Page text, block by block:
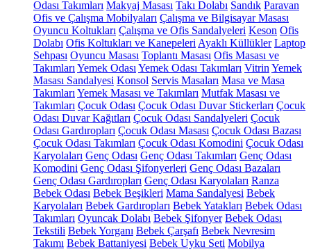
Odası Takımları Makyaj Masası Takı Dolabı Sandık Paravan
Ofis ve Çalışma Mobilyaları Çalışma ve Bilgisayar Masası
Oyuncu Koltukları Çalışma ve Ofis Sandalyeleri Keson Ofis
Dolabı Ofis Koltukları ve Kanepeleri Ayaklı Küllükler Laptop
Sehpası Oyuncu Masası Toplantı Masası Ofis Masası ve
Takımları Yemek Odası Yemek Odası Takımları Vitrin Yemek
Masası Sandalyesi Konsol Servis Masaları Masa ve Masa
Takımları Yemek Masası ve Takımları Mutfak Masası ve
Takımları Çocuk Odası Çocuk Odası Duvar Stickerları Çocuk
Odası Duvar Kağıtları Çocuk Odası Sandalyeleri Çocuk
Odası Gardıropları Çocuk Odası Masası Çocuk Odası Bazası
Çocuk Odası Takımları Çocuk Odası Komodini Çocuk Odası
Karyolaları Genç Odası Genç Odası Takımları Genç Odası
Komodini Genç Odası Şifonyerleri Genç Odası Bazaları
Genç Odası Gardıropları Genç Odası Karyolaları Ranza
Bebek Odası Bebek Beşikleri Mama Sandalyesi Bebek
Karyolaları Bebek Gardıropları Bebek Yatakları Bebek Odası
Takımları Oyuncak Dolabı Bebek Şifonyer Bebek Odası
Tekstili Bebek Yorganı Bebek Çarşafı Bebek Nevresim
Takımı Bebek Battaniyesi Bebek Uyku Seti Mobilya